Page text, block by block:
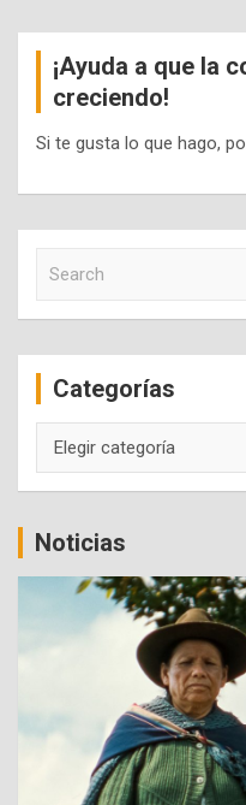
¡Ayuda a que la
creciendo!
Si te gusta lo que hago,
c
Categorías
Noticias